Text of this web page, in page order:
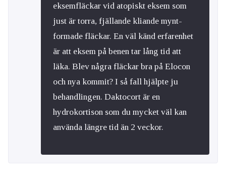
eksemfläckar vid atopiskt eksem som
just är torra, fjällande kliande mynt-
formade fläckar. En väl känd erfarenhet
är att eksem på benen tar lång tid att
läka. Blev några fläckar bra på Elocon
och nya kommit? I så fall hjälpte ju
behandlingen. Daktocort är en
hydrokortison som du mycket väl kan
använda längre tid än 2 veckor.